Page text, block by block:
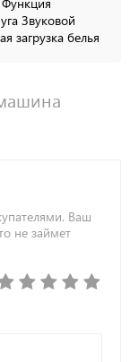
Звуковой
загрузка белья
Ваш
не займет